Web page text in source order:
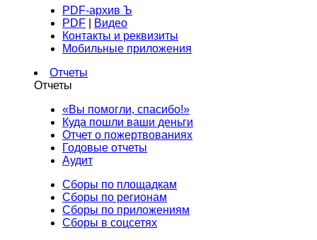
PDF-архив Ъ
PDF
Видео
Контакты и реквизиты
Мобильные приложения
Отчеты
Отчеты
«Вы помогли, спасибо!»
Куда пошли ваши деньги
Отчет о пожертвованиях
Годовые отчеты
Аудит
Сборы по площадкам
Сборы по регионам
Сборы по приложениям
Сборы в соцсетях